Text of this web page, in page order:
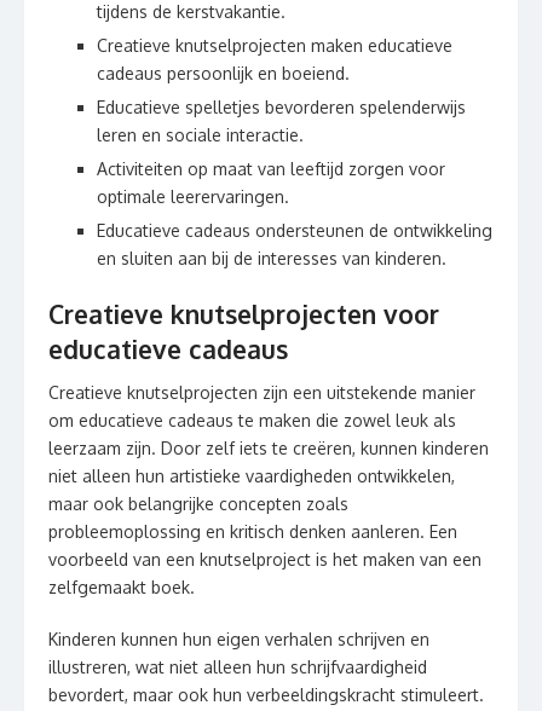
tijdens de kerstvakantie.
Creatieve knutselprojecten maken educatieve
cadeaus persoonlijk en boeiend.
Educatieve spelletjes bevorderen spelenderwijs
leren en sociale interactie.
Activiteiten op maat van leeftijd zorgen voor
optimale leerervaringen.
Educatieve cadeaus ondersteunen de ontwikkeling
en sluiten aan bij de interesses van kinderen.
Creatieve knutselprojecten voor
educatieve cadeaus
Creatieve knutselprojecten zijn een uitstekende manier
om educatieve cadeaus te maken die zowel leuk als
leerzaam zijn. Door zelf iets te creëren, kunnen kinderen
niet alleen hun artistieke vaardigheden ontwikkelen,
maar ook belangrijke concepten zoals
probleemoplossing en kritisch denken aanleren. Een
voorbeeld van een knutselproject is het maken van een
zelfgemaakt boek.
Kinderen kunnen hun eigen verhalen schrijven en
illustreren, wat niet alleen hun schrijfvaardigheid
bevordert, maar ook hun verbeeldingskracht stimuleert.